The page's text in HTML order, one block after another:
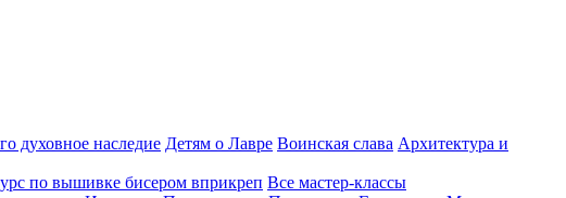
духовное наследие Детям о Лавре Воинская слава Архитектура и
по вышивке бисером вприкреп Все мастер-классы